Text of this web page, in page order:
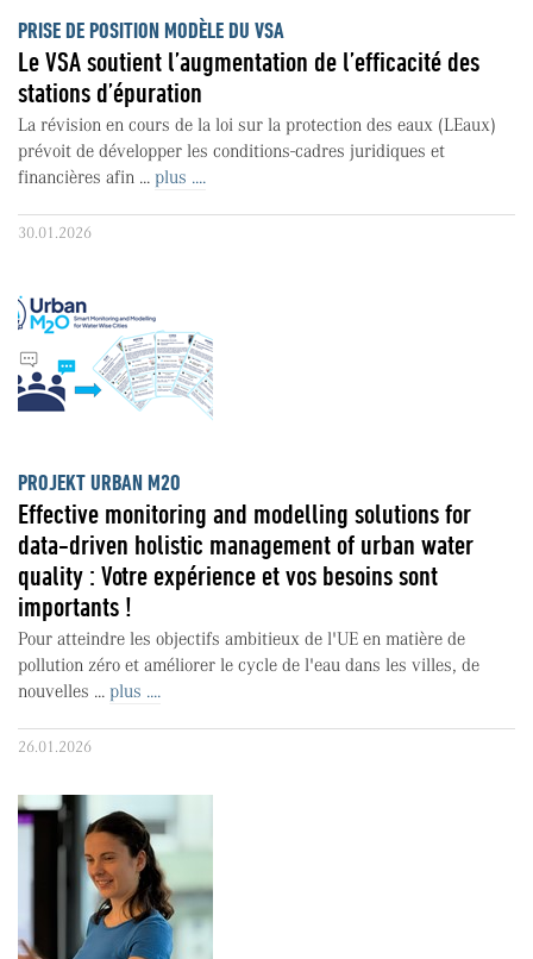
PRISE DE POSITION MODÈLE DU VSA
Le VSA soutient l’augmentation de l’efficacité des
stations d’épuration
La révision en cours de la loi sur la protection des eaux (LEaux)
prévoit de développer les conditions-cadres juridiques et
financières afin ... plus ....
30.01.2026
PROJEKT URBAN M2O
Effective monitoring and modelling solutions for
data-driven holistic management of urban water
quality : Votre expérience et vos besoins sont
importants !
Pour atteindre les objectifs ambitieux de l'UE en matière de
pollution zéro et améliorer le cycle de l'eau dans les villes, de
nouvelles ... plus ....
26.01.2026